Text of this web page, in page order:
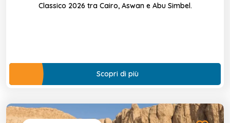
Classico 2026 tra Cairo, Aswan e Abu Simbel.
Scopri di più